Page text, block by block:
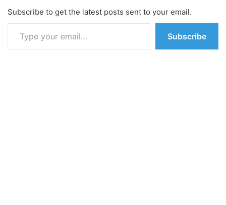
Subscribe to get the latest posts sent to your email.
Type your email…
Subscribe